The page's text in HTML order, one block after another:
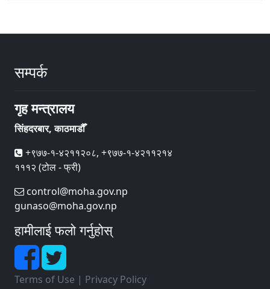
सम्पर्क
गृह मन्त्रालय
सिंहदरबार, काठमाडौँ
+९७७-१-४२११२०८, +९७७-१-४२११२१४
१११२ (टोल - फ्री)
control@moha.gov.np
gunaso@moha.gov.np
हामीलाई फलो गर्नुहोस्
Terms of Use | Privacy Policy